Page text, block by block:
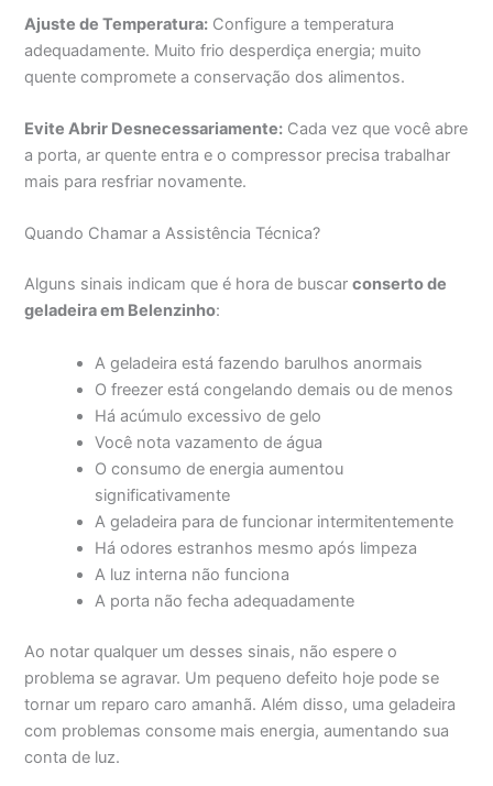
Ajuste de Temperatura: Configure a temperatura
adequadamente. Muito frio desperdiça energia; muito
quente compromete a conservação dos alimentos.
Evite Abrir Desnecessariamente: Cada vez que você abre
a porta, ar quente entra e o compressor precisa trabalhar
mais para resfriar novamente.
Quando Chamar a Assistência Técnica?
Alguns sinais indicam que é hora de buscarconserto de
geladeira em Belenzinho:
A geladeira está fazendo barulhos anormais
O freezer está congelando demais ou de menos
Há acúmulo excessivo de gelo
Você nota vazamento de água
O consumo de energia aumentou
significativamente
A geladeira para de funcionar intermitentemente
Há odores estranhos mesmo após limpeza
A luz interna não funciona
A porta não fecha adequadamente
Ao notar qualquer um desses sinais, não espere o
problema se agravar. Um pequeno defeito hoje pode se
tornar um reparo caro amanhã. Além disso, uma geladeira
com problemas consome mais energia, aumentando sua
conta de luz.